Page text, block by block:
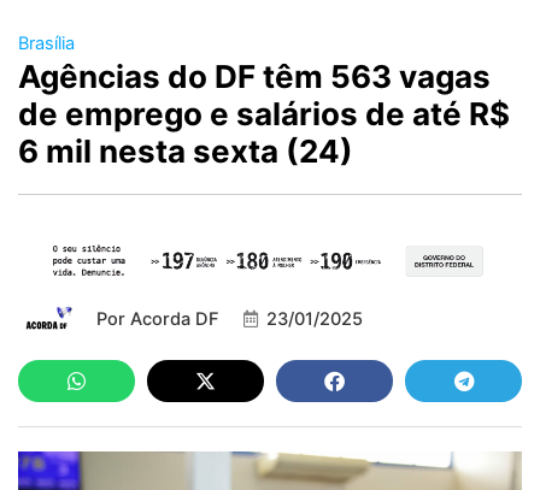
Brasília
Agências do DF têm 563 vagas
de emprego e salários de até R$
6 mil nesta sexta (24)
Por Acorda DF 23/01/2025